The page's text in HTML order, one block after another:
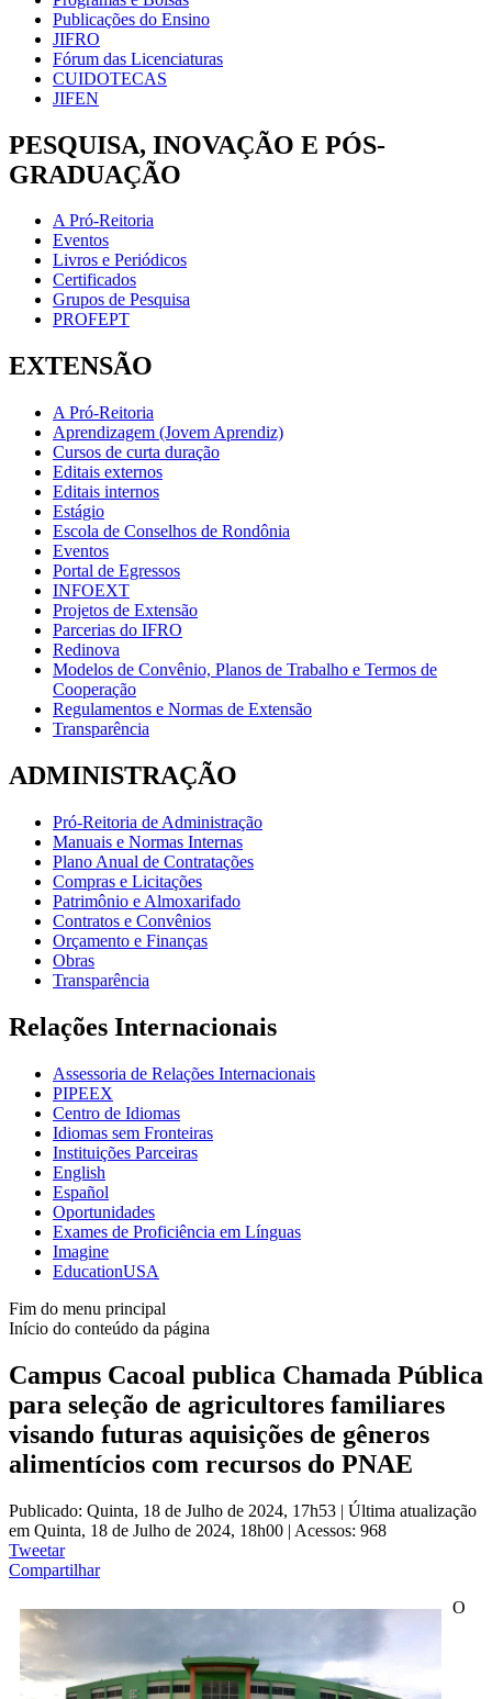
Publicações do Ensino
JIFRO
Fórum das Licenciaturas
CUIDOTECAS
JIFEN
PESQUISA, INOVAÇÃO E PÓS-
GRADUAÇÃO
A Pró-Reitoria
Eventos
Livros e Periódicos
Certificados
Grupos de Pesquisa
PROFEPT
EXTENSÃO
A Pró-Reitoria
Aprendizagem (Jovem Aprendiz)
Cursos de curta duração
Editais externos
Editais internos
Estágio
Escola de Conselhos de Rondônia
Eventos
Portal de Egressos
INFOEXT
Projetos de Extensão
Parcerias do IFRO
Redinova
Modelos de Convênio, Planos de Trabalho e Termos de
Cooperação
Regulamentos e Normas de Extensão
Transparência
ADMINISTRAÇÃO
Pró-Reitoria de Administração
Manuais e Normas Internas
Plano Anual de Contratações
Compras e Licitações
Patrimônio e Almoxarifado
Contratos e Convênios
Orçamento e Finanças
Obras
Transparência
Relações Internacionais
Assessoria de Relações Internacionais
PIPEEX
Centro de Idiomas
Idiomas sem Fronteiras
Instituições Parceiras
English
Español
Oportunidades
Exames de Proficiência em Línguas
Imagine
EducationUSA
Fim do menu principal
Início do conteúdo da página
Campus Cacoal publica Chamada Pública
para seleção de agricultores familiares
visando futuras aquisições de gêneros
alimentícios com recursos do PNAE
Publicado: Quinta, 18 de Julho de 2024, 17h53 | Última atualização
em Quinta, 18 de Julho de 2024, 18h00 | Acessos: 968
Tweetar
Compartilhar
O